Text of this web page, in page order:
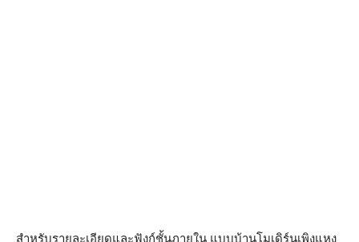
สำหรับรายละเอียดและฟังก์ชั้นภายใน แบบบ้านโมเดิร์นเพิงแหง